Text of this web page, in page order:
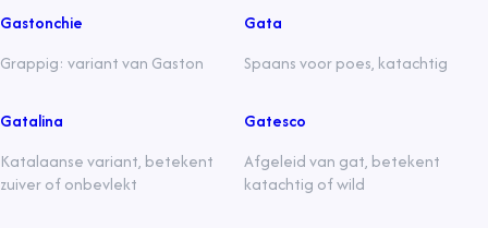
Gastonchie
Grappig: variant van Gaston
Gata
Spaans voor poes, katachtig
Gatalina
Katalaanse variant, betekent
zuiver of onbevlekt
Gatesco
Afgeleid van gat, betekent
katachtig of wild